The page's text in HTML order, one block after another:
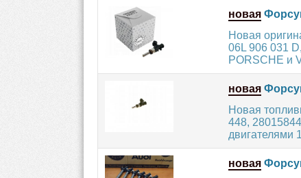
новая
Новая
06L 906 031
PORSCHE и
новая
Новая
448,
двигателями
новая